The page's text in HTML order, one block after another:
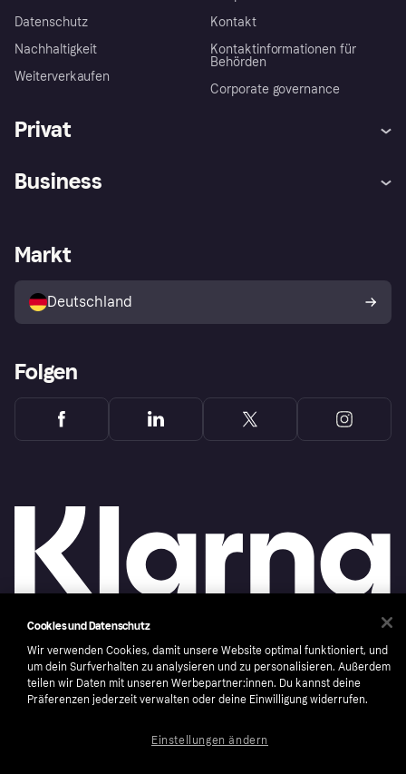
Datenschutz
Nachhaltigkeit
Weiterverkaufen
Kontakt
Kontaktinformationen für
Behörden
Corporate governance
Privat
Klarna App
Shops entdecken
Käuferschutzrichtlinie
Dein Widerrufsrecht
Business
Händlerportal
Markt
Deutschland
Folgen
Copyright © 2005-2026 Klarna Bank AB (publ). Headquarters: Stockholm, Sweden. All
rights reserved. Klarna Bank AB (publ). Sveavägen 46, 111 34 Stockholm. Organization
number: 556737-0431
NutzungsbedingungenCookiesKlarna.com
Cookies und Datenschutz
Wir verwenden Cookies, damit unsere Website optimal funktioniert, und
um dein Surfverhalten zu analysieren und zu personalisieren. Außerdem
teilen wir Daten mit unseren Werbepartner:innen. Du kannst deine
Präferenzen jederzeit verwalten oder deine Einwilligung widerrufen.
Einstellungen ändern